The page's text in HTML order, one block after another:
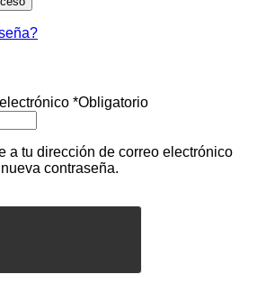
*Obligatorio
a tu dirección de correo electrónico
contraseña.